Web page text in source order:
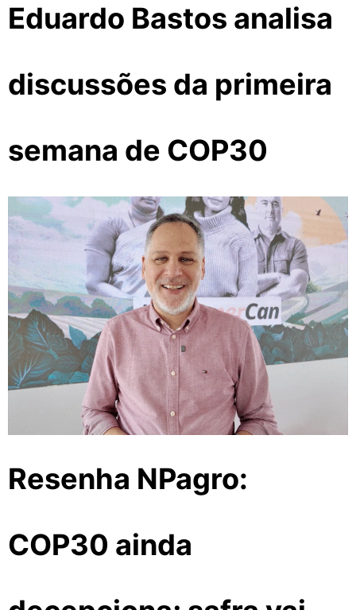
Eduardo Bastos analisa
discussões da primeira
semana de COP30
Resenha NPagro:
COP30 ainda